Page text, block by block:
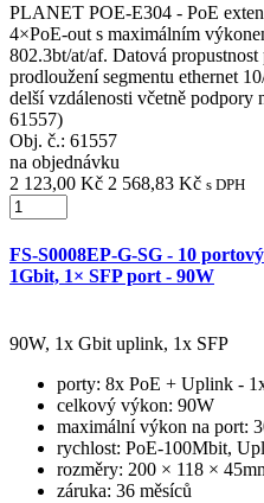
PLANET POE-E304 - PoE
4×PoE-out s maximálním
802.3bt/at/af. Datová
prodloužení segmentu ethernet
delší vzdálenosti včetně podpory
61557)
Obj. č.: 61557
na objednávku
2 123,00 Kč 2 568,83 Kč s DPH
FS-S0008EP-G-SG - 10
1Gbit, 1× SFP port - 90W
90W, 1x Gbit uplink, 1x SFP
porty: 8x PoE + Uplink -
celkový výkon: 90W
maximální výkon na port:
rychlost: PoE-100Mbit,
rozměry: 200 × 118 ×
záruka: 36 měsíců